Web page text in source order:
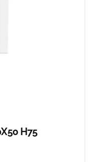
H75